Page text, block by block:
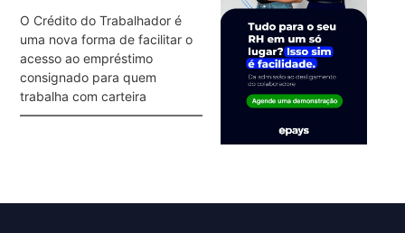
O Crédito do Trabalhador é
uma nova forma de facilitar o
acesso ao empréstimo
consignado para quem
trabalha com carteira